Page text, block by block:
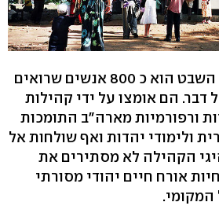
כיום, מספרם של בני השבט הוא כ 800 אנשים שרואים
דבר. הם אומצו על ידי קהילות
ורפורמיות מארה"ב התומכות
ולימודי יהדות ואף שולחות אל
הקהילה לא מסתירים את
אורח חיים יהודי מסורתי
המקומי.